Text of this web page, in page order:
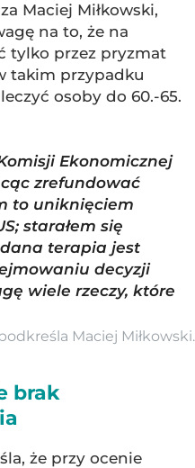
Maciej Miłkowski,
na to, że na
tylko przez pryzmat
takim przypadku
osoby do 60.-65.
Ekonomicznej
zrefundować
to uniknięciem
starałem się
terapia jest
decyzji
wiele rzeczy, które
Maciej Miłkowski.
brak
że przy ocenie